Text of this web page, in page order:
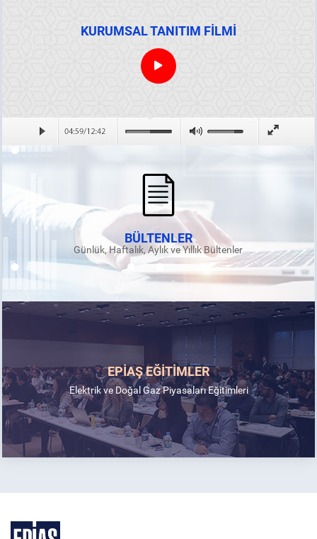
KURUMSAL TANITIM FİLMİ
BÜLTENLER
Günlük, Haftalık, Aylık ve Yıllık Bültenler
EPİAŞ EĞİTİMLER
Elektrik ve Doğal Gaz Piyasaları Eğitimleri